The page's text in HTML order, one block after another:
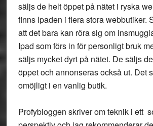
säljs de helt öppet på nätet i ryska
finns Ipaden i flera stora webbutiker.
att det bara kan röra sig om
Ipad som förs in för personligt bruk
säljs mycket dyrt på nätet. De säljs
öppet och annonseras också ut. Det
omöjligt i en vanlig butik.
Profybloggen skriver om teknik i ett